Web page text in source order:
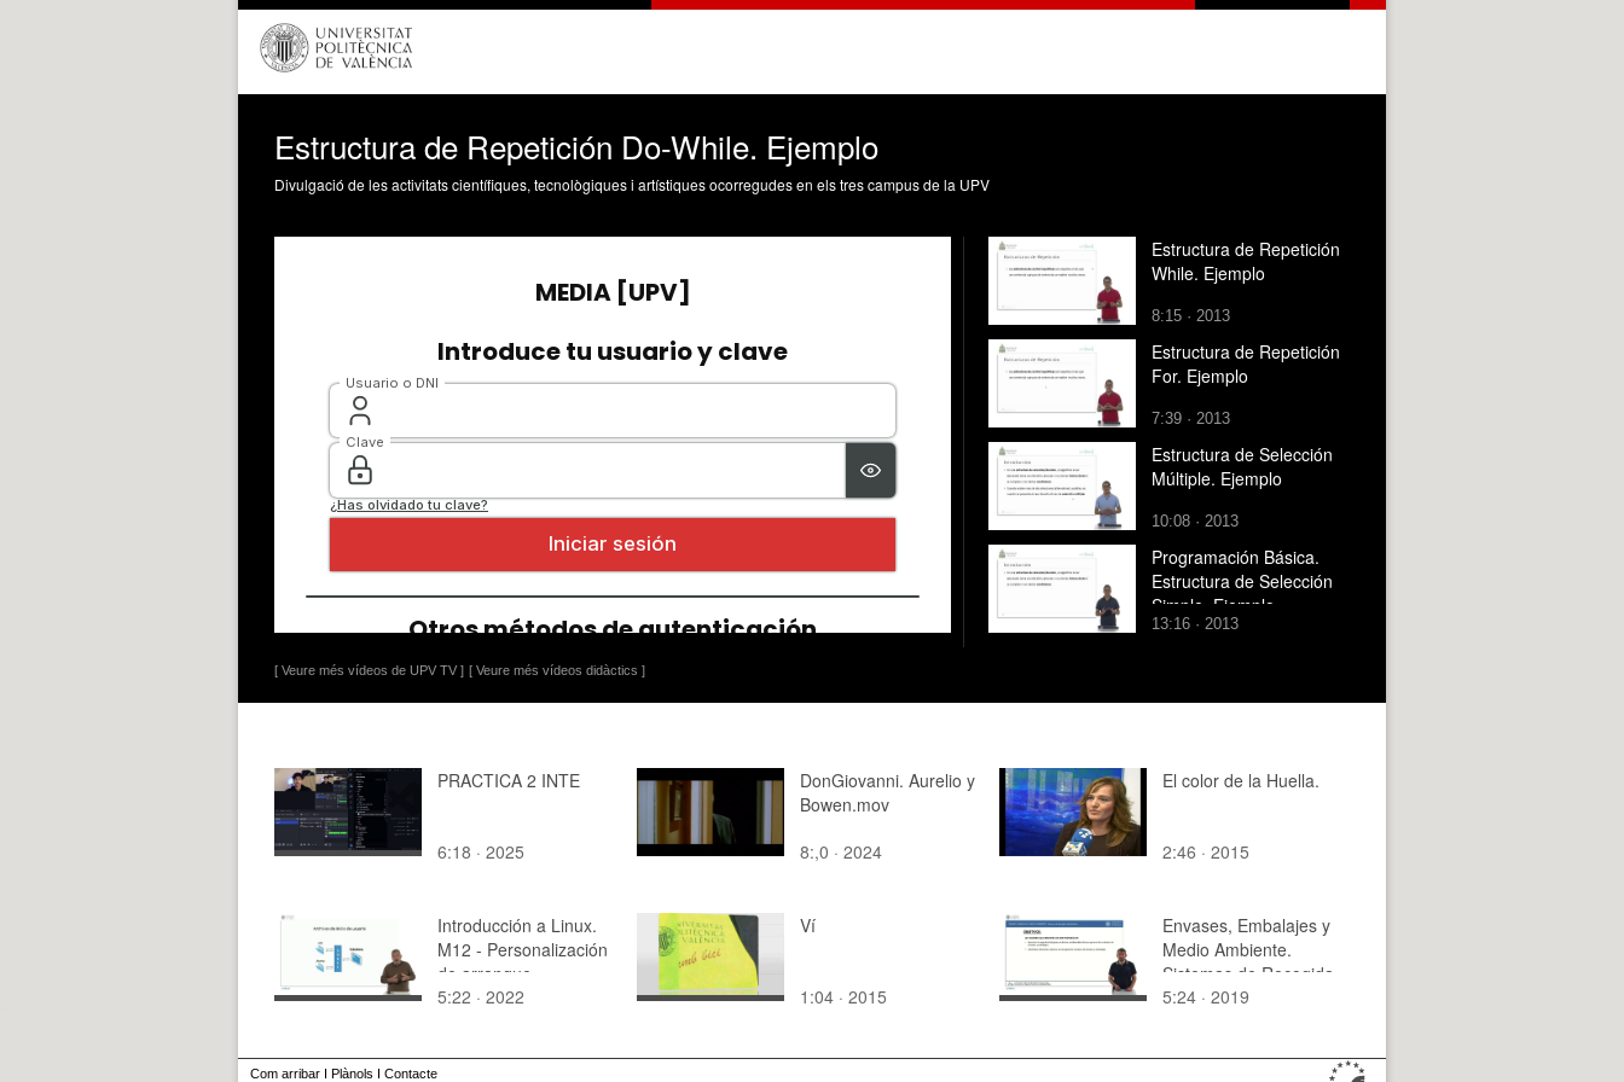
Estructura de Repetición Do-While. Ejemplo
Divulgació de les activitats científiques, tecnològiques i artístiques ocorregudes en els tres campus de la UPV
[ Veure més vídeos de UPV TV ] [ Veure més vídeos didàctics ]
Estructura de Repetición
While. Ejemplo
8:15 · 2013
Estructura de Repetición
For. Ejemplo
7:39 · 2013
Estructura de Selección
Múltiple. Ejemplo
10:08 · 2013
Programación Básica.
Estructura de Selección
Simple. Ejemplo
13:16 · 2013
PRACTICA 2 INTE
6:18 · 2025
DonGiovanni. Aurelio y
Bowen.mov
8:,0 · 2024
El color de la Huella.
2:46 · 2015
Introducción a Linux.
M12 - Personalización
de arranque
5:22 · 2022
Ví
1:04 · 2015
Envases, Embalajes y
Medio Ambiente.
Sistemas de Recogida
de Residuos
5:24 · 2019
Com arribar I Plànols I Contacte